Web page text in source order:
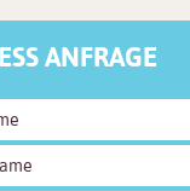
ANFRAGE